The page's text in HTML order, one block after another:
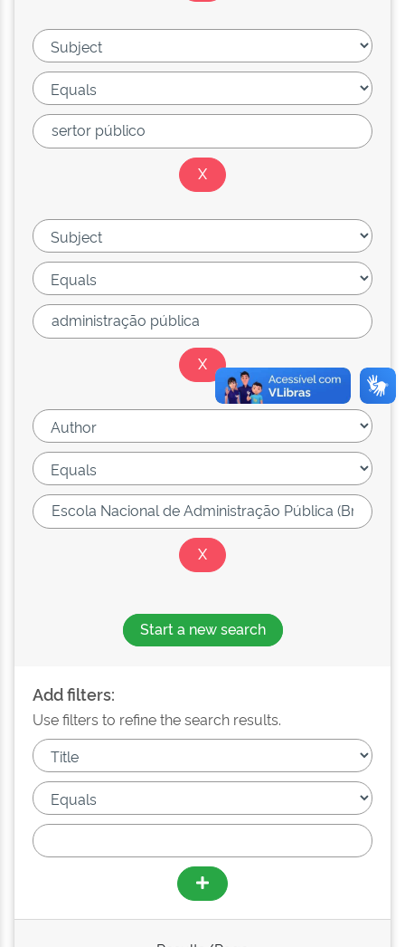
Start a new search
Add filters:
Use filters to refine the search results.